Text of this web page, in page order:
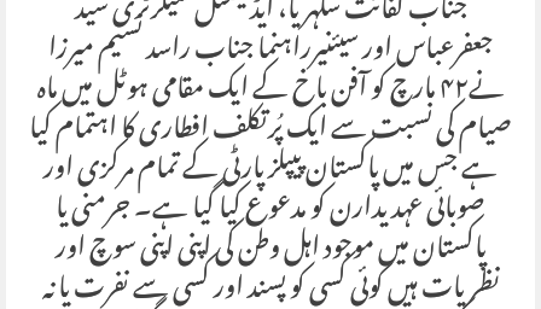
جعفرعباس اور سیئنیرراہنما جناب راسد نسیم میرزا
نے۴۲ مارچ کو آفن باخ کے ایک مقامی ہوٹل میں ماہ
صیام کی نسبت سے ایک پُرتکلف افطاری کا اہتمام کیا
ہے جس میں پاکستان پیپلز پارٹی کے تمام مرکزی اور
صوبائی عہدیدارن کو مدعوع کیا گیا ہے۔ جرمنی یا
پاکستان میں موجود اہل وطن کی اپنی اپنی سوچ اور
نظریات ہیں کوئی کسی کو پسند اور کسی سے نفرت یا نہ